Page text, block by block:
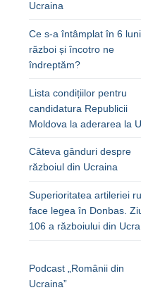
Ucraina
Ce s-a întâmplat în 6
război și încotro ne
îndreptăm?
Lista condițiilor pentru
candidatura Republicii
Moldova la aderarea la
Câteva gânduri despre
războiul din Ucraina
Superioritatea artileriei
face legea în Donbas.
106 a războiului din
Podcast „Românii din
Ucraina”